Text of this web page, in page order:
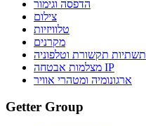
הדפסה וגימור
צילום
טלוויזיות
מקרנים
תשתיות תקשורת וטלפוניה
מצלמות אבטחה IP
ארגונומיה ומטהרי אוויר
Getter Group